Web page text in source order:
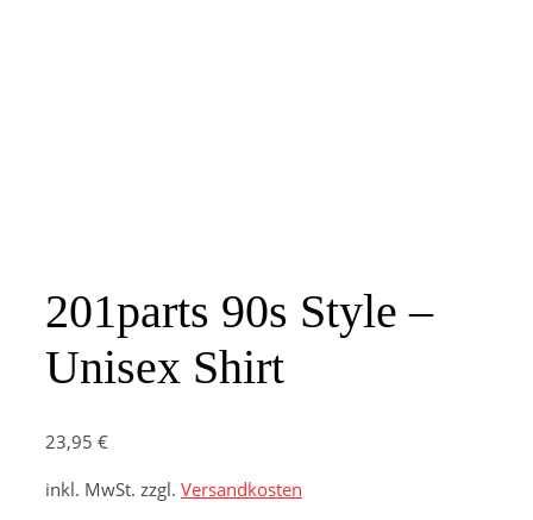
201parts 90s Style –
Unisex Shirt
23,95 €
inkl. MwSt. zzgl. Versandkosten